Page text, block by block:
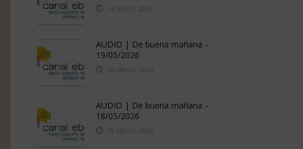
16 JUNIO, 2026
AUDIO | De buena mañana –
19/05/2026
20 MAYO, 2026
AUDIO | De buena mañana –
18/05/2026
19 MAYO, 2026